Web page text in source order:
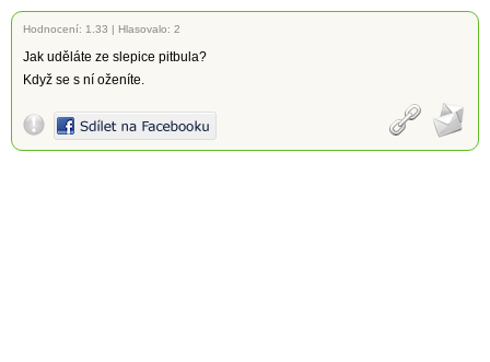
Hodnocení: 1.33 | Hlasovalo: 2
Jak uděláte ze slepice pitbula?
Když se s ní oženíte.